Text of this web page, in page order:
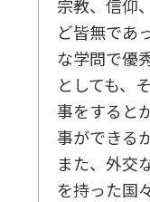
宗教、信仰
ど皆無であ
な学問で優
としても、
事をすると
事ができる
また、外交
を持った国